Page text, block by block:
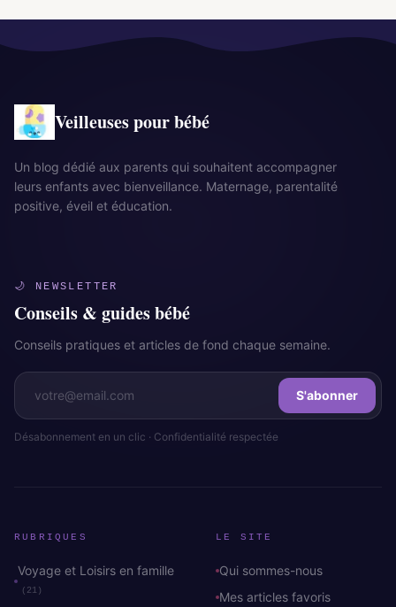
Veilleuses pour bébé
Un blog dédié aux parents qui souhaitent accompagner
leurs enfants avec bienveillance. Maternage, parentalité
positive, éveil et éducation.
🌙 NEWSLETTER
Conseils & guides bébé
Conseils pratiques et articles de fond chaque semaine.
S'abonner
Désabonnement en un clic · Confidentialité respectée
RUBRIQUES
Voyage et Loisirs en famille
(21)
LE SITE
Qui sommes-nous
Mes articles favoris